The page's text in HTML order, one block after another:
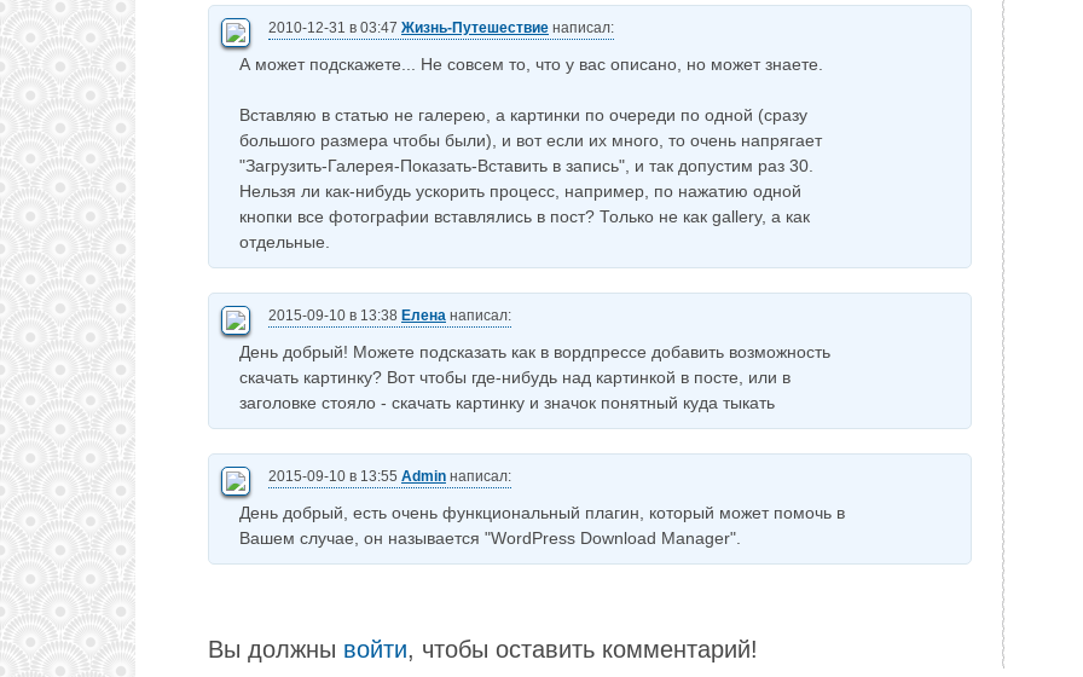
2010-12-31 в 03:47 Жизнь-Путешествие написал:
А может подскажете... Не совсем то, что у вас описано, но может знаете.
Вставляю в статью не галерею, а картинки по очереди по одной (сразу
большого размера чтобы были), и вот если их много, то очень напрягает
"Загрузить-Галерея-Показать-Вставить в запись", и так допустим раз 30.
Нельзя ли как-нибудь ускорить процесс, например, по нажатию одной
кнопки все фотографии вставлялись в пост? Только не как gallery, а как
отдельные.
2015-09-10 в 13:38 Елена написал:
День добрый! Можете подсказать как в вордпрессе добавить возможность
скачать картинку? Вот чтобы где-нибудь над картинкой в посте, или в
заголовке стояло - скачать картинку и значок понятный куда тыкать
2015-09-10 в 13:55 Admin написал:
День добрый, есть очень функциональный плагин, который может помочь в
Вашем случае, он называется "WordPress Download Manager".
Вы должны войти, чтобы оставить комментарий!